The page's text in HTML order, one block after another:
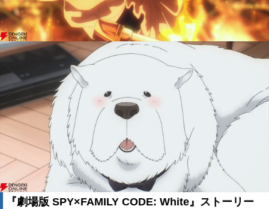
『劇場版 SPY×FAMILY CODE: White』ストーリー